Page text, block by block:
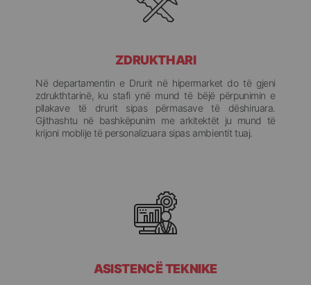
ZDRUKTHARI
Në departamentin e Drurit në hipermarket do të gjeni
zdrukthtarinë, ku stafi ynë mund të bëjë përpunimin e
pllakave të drurit sipas përmasave të dëshiruara.
Gjithashtu në bashkëpunim me arkitektët ju mund të
krijoni moblije të personalizuara sipas ambientit tuaj.
ASISTENCË TEKNIKE